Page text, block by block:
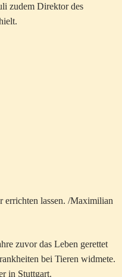
zudem Direktor des
errichten lassen. /Maximilian
zuvor das Leben gerettet
bei Tieren widmete.
in Stuttgart.